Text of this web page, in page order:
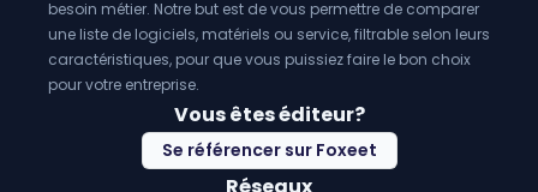
besoin métier. Notre but est de vous permettre de comparer
une liste de logiciels, matériels ou service, filtrable selon leurs
caractéristiques, pour que vous puissiez faire le bon choix
pour votre entreprise.
Vous êtes éditeur?
Se référencer sur Foxeet
Réseaux